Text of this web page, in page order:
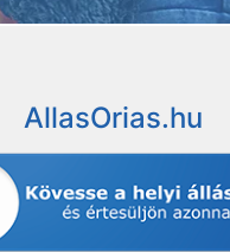
AllasOrias.hu